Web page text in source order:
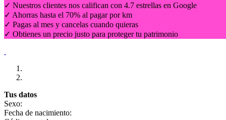
✓ Nuestros clientes nos califican con 4.7 estrellas en Google
✓ Ahorras hasta el 70% al pagar por km
✓ Pagas al mes y cancelas cuando quieras
✓ Obtienes un precio justo para proteger tu patrimonio
Tus datos
Sexo:
Fecha de nacimiento: